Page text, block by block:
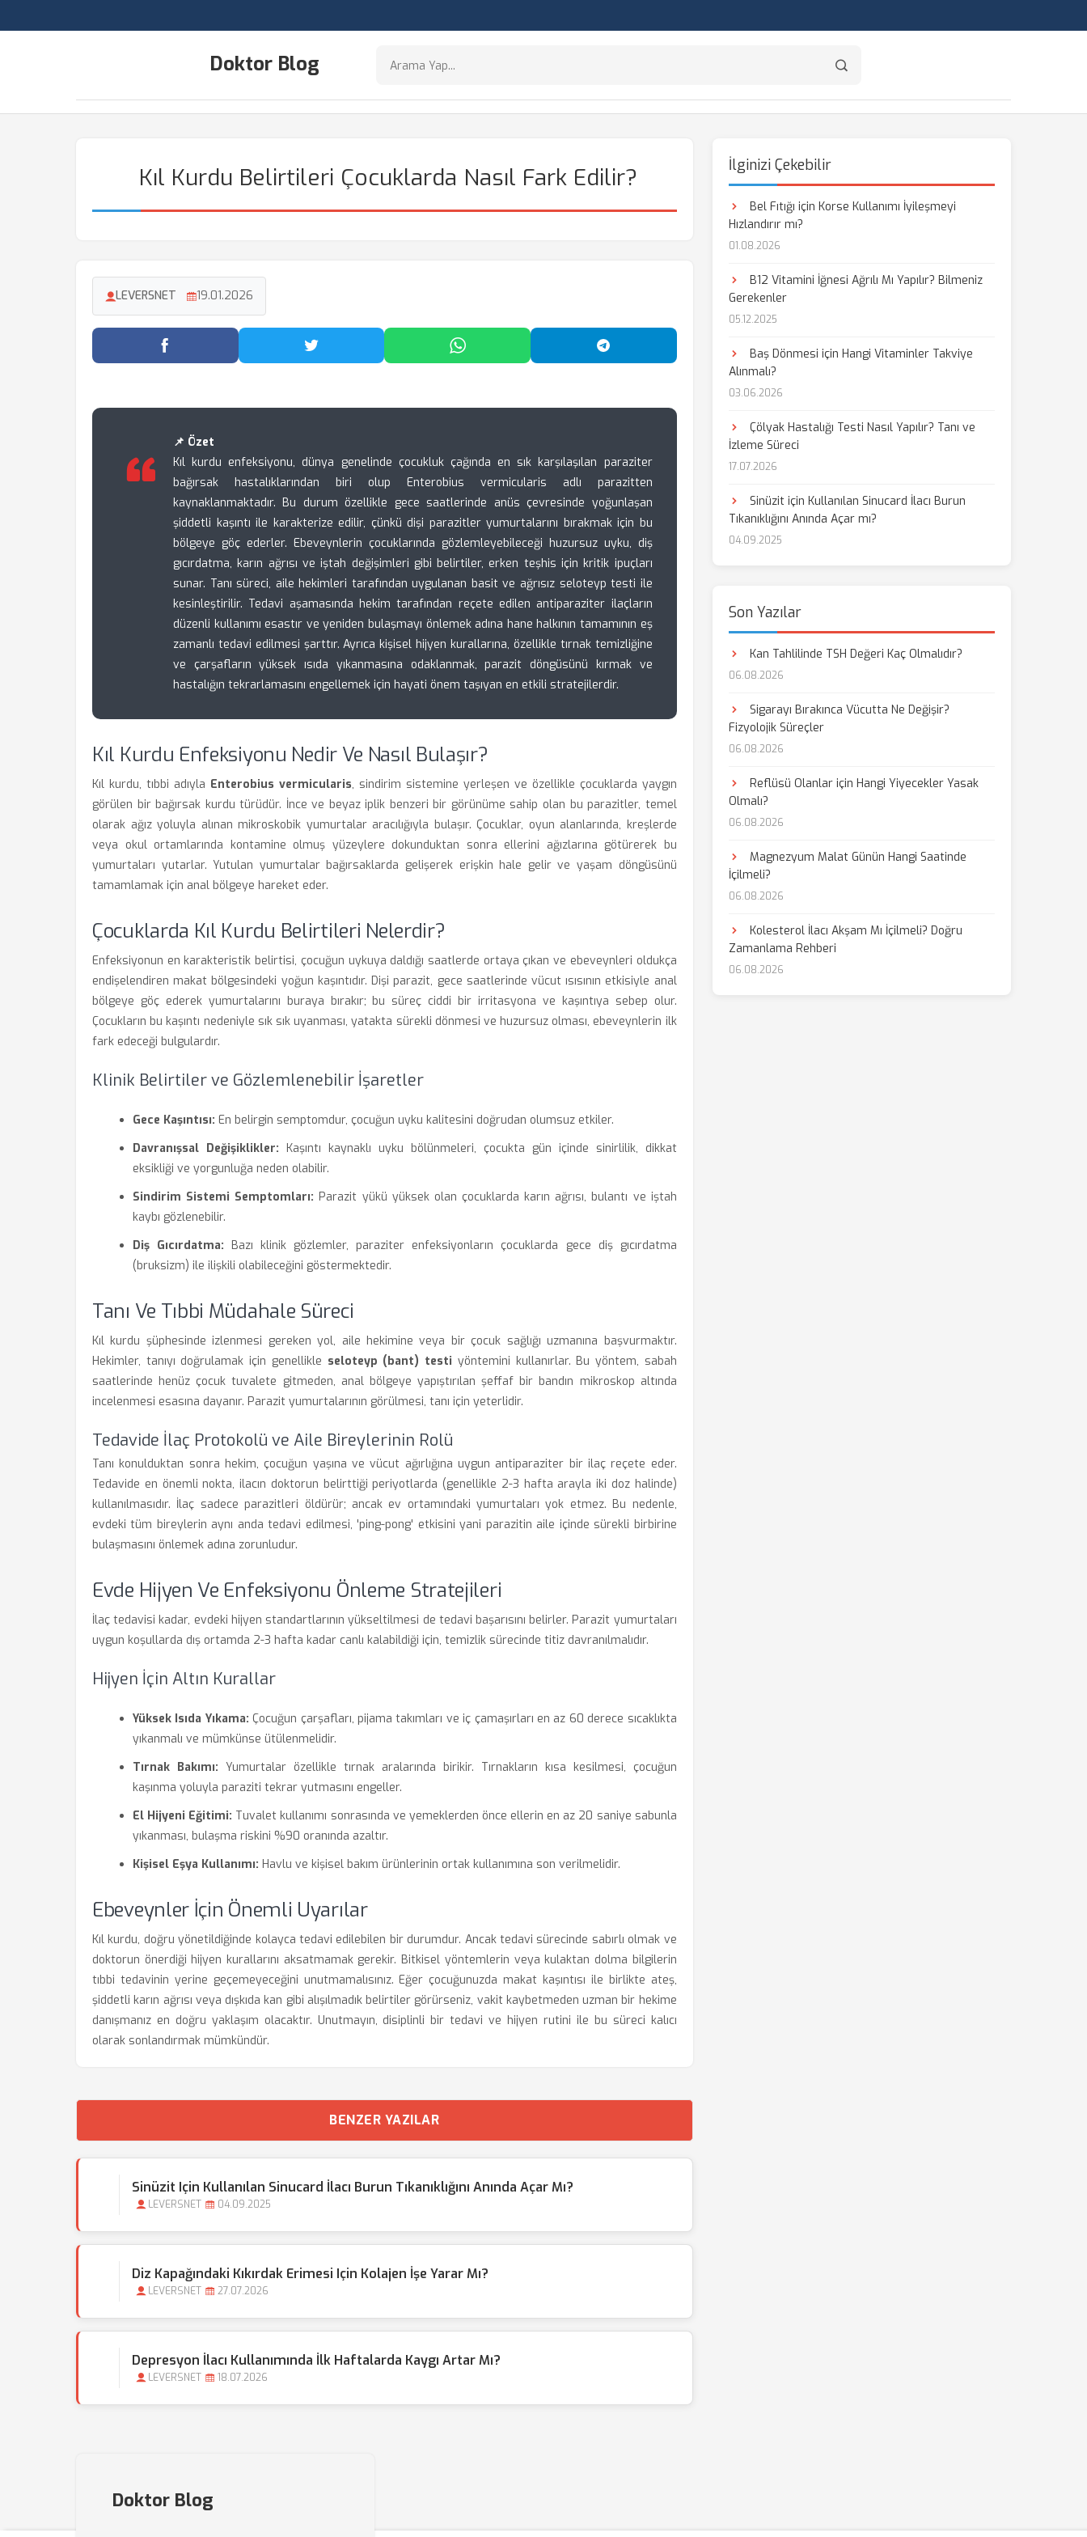
Doktor Blog
Kıl Kurdu Belirtileri Çocuklarda Nasıl Fark Edilir?
LEVERSNET 19.01.2026
Facebook'ta Paylaş Twitter'da Paylaş WhatsApp'ta Paylaş Telegram'da Paylaş
📌 Özet
Kıl kurdu enfeksiyonu, dünya genelinde çocukluk çağında en sık karşılaşılan paraziter
bağırsak hastalıklarından biri olup Enterobius vermicularis adlı parazitten
kaynaklanmaktadır. Bu durum özellikle gece saatlerinde anüs çevresinde yoğunlaşan
şiddetli kaşıntı ile karakterize edilir, çünkü dişi parazitler yumurtalarını bırakmak için bu
bölgeye göç ederler. Ebeveynlerin çocuklarında gözlemleyebileceği huzursuz uyku, diş
gıcırdatma, karın ağrısı ve iştah değişimleri gibi belirtiler, erken teşhis için kritik ipuçları
sunar. Tanı süreci, aile hekimleri tarafından uygulanan basit ve ağrısız seloteyp testi ile
kesinleştirilir. Tedavi aşamasında hekim tarafından reçete edilen antiparaziter ilaçların
düzenli kullanımı esastır ve yeniden bulaşmayı önlemek adına hane halkının tamamının eş
zamanlı tedavi edilmesi şarttır. Ayrıca kişisel hijyen kurallarına, özellikle tırnak temizliğine
ve çarşafların yüksek ısıda yıkanmasına odaklanmak, parazit döngüsünü kırmak ve
hastalığın tekrarlamasını engellemek için hayati önem taşıyan en etkili stratejilerdir.
Kıl Kurdu Enfeksiyonu Nedir Ve Nasıl Bulaşır?
Kıl kurdu, tıbbi adıyla Enterobius vermicularis, sindirim sistemine yerleşen ve özellikle çocuklarda yaygın
görülen bir bağırsak kurdu türüdür. İnce ve beyaz iplik benzeri bir görünüme sahip olan bu parazitler, temel
olarak ağız yoluyla alınan mikroskobik yumurtalar aracılığıyla bulaşır. Çocuklar, oyun alanlarında, kreşlerde
veya okul ortamlarında kontamine olmuş yüzeylere dokunduktan sonra ellerini ağızlarına götürerek bu
yumurtaları yutarlar. Yutulan yumurtalar bağırsaklarda gelişerek erişkin hale gelir ve yaşam döngüsünü
tamamlamak için anal bölgeye hareket eder.
Çocuklarda Kıl Kurdu Belirtileri Nelerdir?
Enfeksiyonun en karakteristik belirtisi, çocuğun uykuya daldığı saatlerde ortaya çıkan ve ebeveynleri oldukça
endişelendiren makat bölgesindeki yoğun kaşıntıdır. Dişi parazit, gece saatlerinde vücut ısısının etkisiyle anal
bölgeye göç ederek yumurtalarını buraya bırakır; bu süreç ciddi bir irritasyona ve kaşıntıya sebep olur.
Çocukların bu kaşıntı nedeniyle sık sık uyanması, yatakta sürekli dönmesi ve huzursuz olması, ebeveynlerin ilk
fark edeceği bulgulardır.
Klinik Belirtiler ve Gözlemlenebilir İşaretler
Gece Kaşıntısı: En belirgin semptomdur, çocuğun uyku kalitesini doğrudan olumsuz etkiler.
Davranışsal Değişiklikler: Kaşıntı kaynaklı uyku bölünmeleri, çocukta gün içinde sinirlilik, dikkat
eksikliği ve yorgunluğa neden olabilir.
Sindirim Sistemi Semptomları: Parazit yükü yüksek olan çocuklarda karın ağrısı, bulantı ve iştah
kaybı gözlenebilir.
Diş Gıcırdatma: Bazı klinik gözlemler, paraziter enfeksiyonların çocuklarda gece diş gıcırdatma
(bruksizm) ile ilişkili olabileceğini göstermektedir.
Tanı Ve Tıbbi Müdahale Süreci
Kıl kurdu şüphesinde izlenmesi gereken yol, aile hekimine veya bir çocuk sağlığı uzmanına başvurmaktır.
Hekimler, tanıyı doğrulamak için genellikle seloteyp (bant) testi yöntemini kullanırlar. Bu yöntem, sabah
saatlerinde henüz çocuk tuvalete gitmeden, anal bölgeye yapıştırılan şeffaf bir bandın mikroskop altında
incelenmesi esasına dayanır. Parazit yumurtalarının görülmesi, tanı için yeterlidir.
Tedavide İlaç Protokolü ve Aile Bireylerinin Rolü
Tanı konulduktan sonra hekim, çocuğun yaşına ve vücut ağırlığına uygun antiparaziter bir ilaç reçete eder.
Tedavide en önemli nokta, ilacın doktorun belirttiği periyotlarda (genellikle 2-3 hafta arayla iki doz halinde)
kullanılmasıdır. İlaç sadece parazitleri öldürür; ancak ev ortamındaki yumurtaları yok etmez. Bu nedenle,
evdeki tüm bireylerin aynı anda tedavi edilmesi, 'ping-pong' etkisini yani parazitin aile içinde sürekli birbirine
bulaşmasını önlemek adına zorunludur.
Evde Hijyen Ve Enfeksiyonu Önleme Stratejileri
İlaç tedavisi kadar, evdeki hijyen standartlarının yükseltilmesi de tedavi başarısını belirler. Parazit yumurtaları
uygun koşullarda dış ortamda 2-3 hafta kadar canlı kalabildiği için, temizlik sürecinde titiz davranılmalıdır.
Hijyen İçin Altın Kurallar
Yüksek Isıda Yıkama: Çocuğun çarşafları, pijama takımları ve iç çamaşırları en az 60 derece sıcaklıkta
yıkanmalı ve mümkünse ütülenmelidir.
Tırnak Bakımı: Yumurtalar özellikle tırnak aralarında birikir. Tırnakların kısa kesilmesi, çocuğun
kaşınma yoluyla paraziti tekrar yutmasını engeller.
El Hijyeni Eğitimi: Tuvalet kullanımı sonrasında ve yemeklerden önce ellerin en az 20 saniye sabunla
yıkanması, bulaşma riskini %90 oranında azaltır.
Kişisel Eşya Kullanımı: Havlu ve kişisel bakım ürünlerinin ortak kullanımına son verilmelidir.
Ebeveynler İçin Önemli Uyarılar
Kıl kurdu, doğru yönetildiğinde kolayca tedavi edilebilen bir durumdur. Ancak tedavi sürecinde sabırlı olmak ve
doktorun önerdiği hijyen kurallarını aksatmamak gerekir. Bitkisel yöntemlerin veya kulaktan dolma bilgilerin
tıbbi tedavinin yerine geçemeyeceğini unutmamalısınız. Eğer çocuğunuzda makat kaşıntısı ile birlikte ateş,
şiddetli karın ağrısı veya dışkıda kan gibi alışılmadık belirtiler görürseniz, vakit kaybetmeden uzman bir hekime
danışmanız en doğru yaklaşım olacaktır. Unutmayın, disiplinli bir tedavi ve hijyen rutini ile bu süreci kalıcı
olarak sonlandırmak mümkündür.
BENZER YAZILAR
Sinüzit Için Kullanılan Sinucard İlacı Burun Tıkanıklığını Anında Açar Mı?
LEVERSNET 04.09.2025
Diz Kapağındaki Kıkırdak Erimesi Için Kolajen İşe Yarar Mı?
LEVERSNET 27.07.2026
Depresyon İlacı Kullanımında İlk Haftalarda Kaygı Artar Mı?
LEVERSNET 18.07.2026
İlginizi Çekebilir
Bel Fıtığı için Korse Kullanımı İyileşmeyi
Hızlandırır mı?
01.08.2026
B12 Vitamini İğnesi Ağrılı Mı Yapılır? Bilmeniz
Gerekenler
05.12.2025
Baş Dönmesi için Hangi Vitaminler Takviye
Alınmalı?
03.06.2026
Çölyak Hastalığı Testi Nasıl Yapılır? Tanı ve
İzleme Süreci
17.07.2026
Sinüzit için Kullanılan Sinucard İlacı Burun
Tıkanıklığını Anında Açar mı?
04.09.2025
Son Yazılar
Kan Tahlilinde TSH Değeri Kaç Olmalıdır?
06.08.2026
Sigarayı Bırakınca Vücutta Ne Değişir?
Fizyolojik Süreçler
06.08.2026
Reflüsü Olanlar için Hangi Yiyecekler Yasak
Olmalı?
06.08.2026
Magnezyum Malat Günün Hangi Saatinde
İçilmeli?
06.08.2026
Kolesterol İlacı Akşam Mı İçilmeli? Doğru
Zamanlama Rehberi
06.08.2026
Doktor Blog